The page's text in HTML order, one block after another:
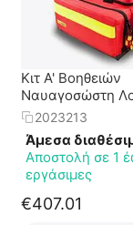
Κιτ Α' Βοηθειών
Ναυαγοσώστη
Εγκαταστάσεων
2020)
2023213
Άμεσα
Αποστολή σε 1
εργάσιμες
€407.01